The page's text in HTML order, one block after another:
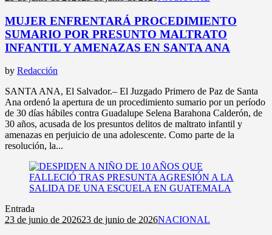
MUJER ENFRENTARÁ PROCEDIMIENTO
SUMARIO POR PRESUNTO MALTRATO
INFANTIL Y AMENAZAS EN SANTA ANA
by Redacción
SANTA ANA, El Salvador.– El Juzgado Primero de Paz de Santa
Ana ordenó la apertura de un procedimiento sumario por un período
de 30 días hábiles contra Guadalupe Selena Barahona Calderón, de
30 años, acusada de los presuntos delitos de maltrato infantil y
amenazas en perjuicio de una adolescente. Como parte de la
resolución, la...
Entrada
23 de junio de 202623 de junio de 2026NACIONAL